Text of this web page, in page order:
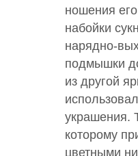
ношения
набойки
нарядно-
подмышки
из другой
украшения.
которому
цветными